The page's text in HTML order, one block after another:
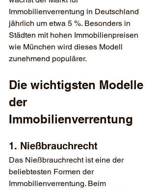
Immobilienverrentung in Deutschland
jährlich um etwa 5 %. Besonders in
Städten mit hohen Immobilienpreisen
wie München wird dieses Modell
zunehmend populärer.
Die wichtigsten Modelle
der
Immobilienverrentung
1. Nießbrauchrecht
Das Nießbrauchrecht ist eine der
beliebtesten Formen der
Immobilienverrentung. Beim